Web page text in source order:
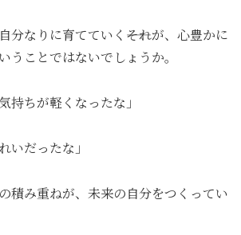
分なりに育てていく――それが、心豊かに
うことではないでしょうか。
持ちが軽くなったな」
いだったな」
積み重ねが、未来の自分をつくってい